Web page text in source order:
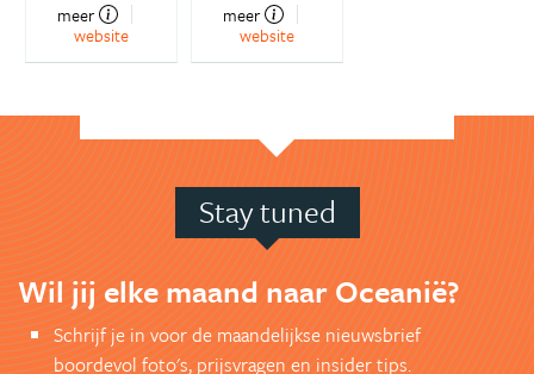
meer
website
meer
website
Stay tuned
Wil jij elke maand naar Oceanië?
Schrijf je in voor de maandelijkse nieuwsbrief
boordevol foto's, prijsvragen en insider tips.